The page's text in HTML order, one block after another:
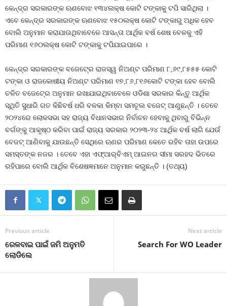
କେନ୍ଦ୍ର ସରକାରଙ୍କ ଋଣବୋଝ ୧୩୪ଲକ୍ଷ କୋଟି ଟଙ୍କାକୁ ଟପି ସାରିଥିଲା ।
ଏବେ କେନ୍ଦ୍ର ସରକାରଙ୍କ ଋଣବୋଝ ୧୫୦ଲକ୍ଷ କୋଟି ଟଙ୍କାରୁ ଅଧିକ ହେବ
ବୋଲି ଅନୁମାନ କରାଯାଉଥିବାବେଳେ ଆସନ୍ତା ଆର୍ଥିକ ବର୍ଷ ଶେଷ ବେଳକୁ ଏହି
ପରିମାଣ ୧୬୦ଲକ୍ଷ କୋଟି ଟଙ୍କାକୁ ଟପିଯାଇପାରେ ।
କେନ୍ଦ୍ର ସରକାରଙ୍କ ବଜେଟ୍‍ରେ ରାଜସ୍ୱ ନିଅଣ୍ଟ ପରିମାଣ ୮,୬୯,୮୫୫୫ କୋଟି
ଟଙ୍କା ଓ ରାଜକୋଷୀୟ ନିଅଣ୍ଟ ପରିମାଣ ୧୭,୮୬,୮୧୬କୋଟି ଟଙ୍କା ହେବ ବୋଲି
ଚଳିତ ବଜେଟ୍‍ରେ ଅନୁମାନ ରଖାଯାଇଥିବାବେଳେ ଓଡିଶା ସରକାର କିନ୍ତୁ ଆର୍ଥିକ
ସ୍ଥିତି ସୁଧାରି ଗତ କିଛିବର୍ଷ ଧରି ବଳକା କିମ୍ବା ସମତୂଲ ବଜେଟ୍‍ ଆଣୁଛନ୍ତି । ତେବେ
୨୦୨୪ରେ ଲୋକସଭା ସହ ରାଜ୍ୟ ବିଧାନସଭାର ନିର୍ବାଚନ ହେବାକୁ ଥିବାରୁ ବିଭିନ୍ନ
ବର୍ଗଙ୍କୁ ଆକୃଷ୍ଠ କରିବା ପାଇଁ ରାଜ୍ୟ ସରକାର ୨୦୨୩-୨୪ ଆର୍ଥିକ ବର୍ଷ ଲାଗି ଯେଉଁ
ବେଜଟ୍‍ ଆଣିବାକୁ ଯାଉଛନ୍ତି ସେଥିରେ ଋଣର ପରିମାଣ କେତେ ରହିବ ତାହା ଉପରେ
ସମସ୍ତଙ୍କ ନଜର । ତେବେ ଏହା ଏଫ୍‍ଆର୍‍ବିଏମ୍‍ ଆଇନର ସୀମା ସରହଦ ଭିତରେ
ରହିପାରେ ବୋଲି ଆର୍ଥିକ ବିଶେଷଜ୍ଞମାନେ ଅନୁମାନ କରୁଛନ୍ତି । (ତଥ୍ୟ)
Previous article
ରେଳବାଇ ପାଇଁ ଜମି ଅନୁମତି
ଲୋଡିଲେ
Next article
Search For WO Leader